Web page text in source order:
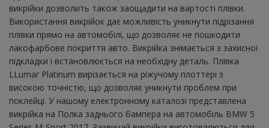
викрійки дозволить також заощадити на вартості плівки.
Використання викрійок дає можливість уникнути підрізання
плівки прямо на автомобілі, що дозволяє не пошкодити
лакофарбове покриття авто. Викрійка знімається з захисної
підкладки і встановлюється на необхідну деталь. Плівка
LLumar Platinum вирізається на ріжучому плоттері з
високою точністю, що дозволяє уникнути проблем при
поклейці. У нашому електронному каталозі представлена ​​
викрійка на Полка заднього бампера на автомобіль BMW 5